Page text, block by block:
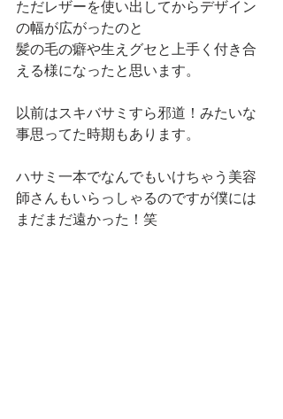
ただレザーを使い出してからデザイン
の幅が広がったのと
髪の毛の癖や生えグセと上手く付き合
える様になったと思います。
以前はスキバサミすら邪道！みたいな
事思ってた時期もあります。
ハサミ一本でなんでもいけちゃう美容
師さんもいらっしゃるのですが僕には
まだまだ遠かった！笑